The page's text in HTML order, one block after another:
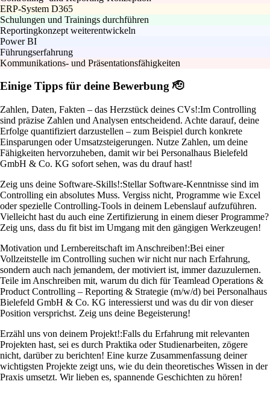
ERP-System D365
Schulungen und Trainings durchführen
Reportingkonzept weiterentwickeln
Power BI
Führungserfahrung
Kommunikations- und Präsentationsfähigkeiten
Einige Tipps für deine Bewerbung 🫡
Zahlen, Daten, Fakten – das Herzstück deines CVs!:Im Controlling
sind präzise Zahlen und Analysen entscheidend. Achte darauf, deine
Erfolge quantifiziert darzustellen – zum Beispiel durch konkrete
Einsparungen oder Umsatzsteigerungen. Nutze Zahlen, um deine
Fähigkeiten hervorzuheben, damit wir bei Personalhaus Bielefeld
GmbH & Co. KG sofort sehen, was du drauf hast!
Zeig uns deine Software-Skills!:Stellar Software-Kenntnisse sind im
Controlling ein absolutes Muss. Vergiss nicht, Programme wie Excel
oder spezielle Controlling-Tools in deinem Lebenslauf aufzuführen.
Vielleicht hast du auch eine Zertifizierung in einem dieser Programme?
Zeig uns, dass du fit bist im Umgang mit den gängigen Werkzeugen!
Motivation und Lernbereitschaft im Anschreiben!:Bei einer
Vollzeitstelle im Controlling suchen wir nicht nur nach Erfahrung,
sondern auch nach jemandem, der motiviert ist, immer dazuzulernen.
Teile im Anschreiben mit, warum du dich für Teamlead Operations &
Product Controlling – Reporting & Strategie (m/w/d) bei Personalhaus
Bielefeld GmbH & Co. KG interessierst und was du dir von dieser
Position versprichst. Zeig uns deine Begeisterung!
Erzähl uns von deinem Projekt!:Falls du Erfahrung mit relevanten
Projekten hast, sei es durch Praktika oder Studienarbeiten, zögere
nicht, darüber zu berichten! Eine kurze Zusammenfassung deiner
wichtigsten Projekte zeigt uns, wie du dein theoretisches Wissen in der
Praxis umsetzt. Wir lieben es, spannende Geschichten zu hören!